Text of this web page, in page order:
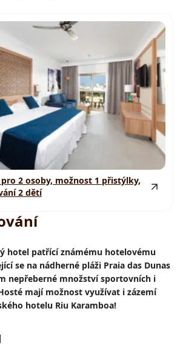
2 osoby, možnost 1 přistýlky,
2 dětí
hotel patřící známému hotelovému
se na nádherné pláži Praia das Dunas
nepřeberné množství sportovních i
mají možnost využívat i zázemí
hotelu Riu Karamboa!